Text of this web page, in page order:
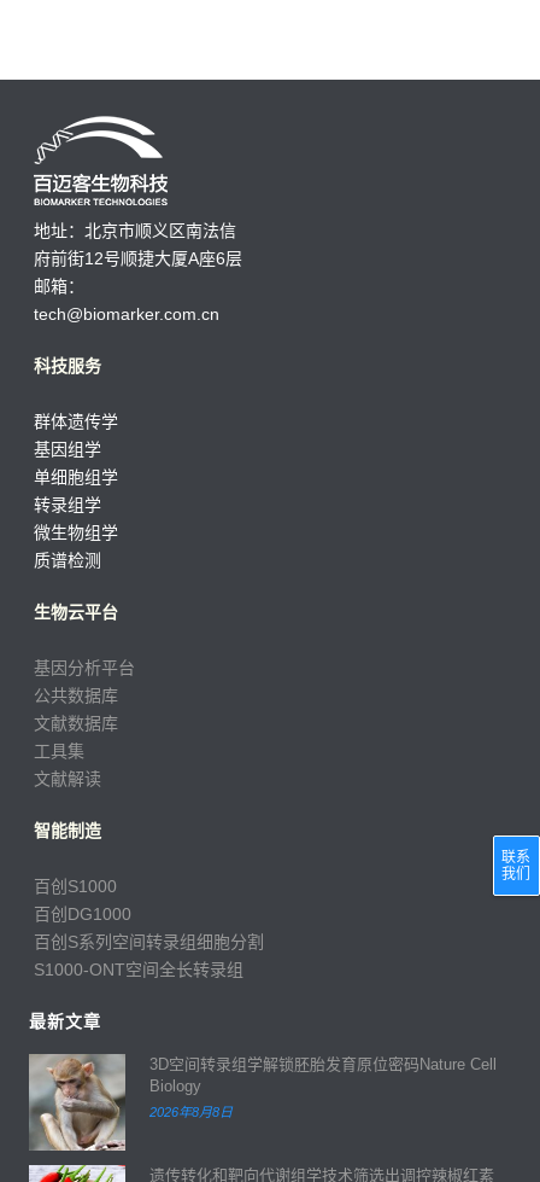
地址：北京市顺义区南法信
府前街12号顺捷大厦A座6层
邮箱：
tech@biomarker.com.cn
科技服务
群体遗传学
基因组学
单细胞组学
转录组学
微生物组学
质谱检测
生物云平台
基因分析平台
公共数据库
文献数据库
工具集
文献解读
智能制造
百创S1000
百创DG1000
百创S系列空间转录组细胞分割
S1000-ONT空间全长转录组
最新文章
3D空间转录组学解锁胚胎发育原位密码Nature Cell
Biology
2026年8月8日
遗传转化和靶向代谢组学技术筛选出调控辣椒红素
联系
我们